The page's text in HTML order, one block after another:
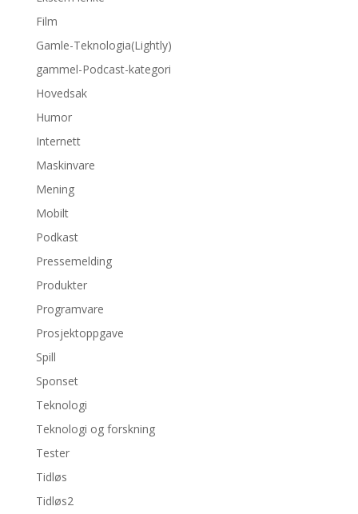
Film
Gamle-Teknologia(Lightly)
gammel-Podcast-kategori
Hovedsak
Humor
Internett
Maskinvare
Mening
Mobilt
Podkast
Pressemelding
Produkter
Programvare
Prosjektoppgave
Spill
Sponset
Teknologi
Teknologi og forskning
Tester
Tidløs
Tidløs2